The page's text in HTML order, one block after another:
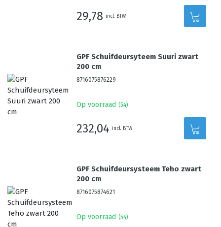
29,78 incl. BTW
GPF Schuifdeursyteem Suuri zwart
200 cm
8716075876229
Op voorraad (54)
232,04 incl. BTW
GPF Schuifdeursysteem Teho zwart
200 cm
8716075874621
Op voorraad (54)